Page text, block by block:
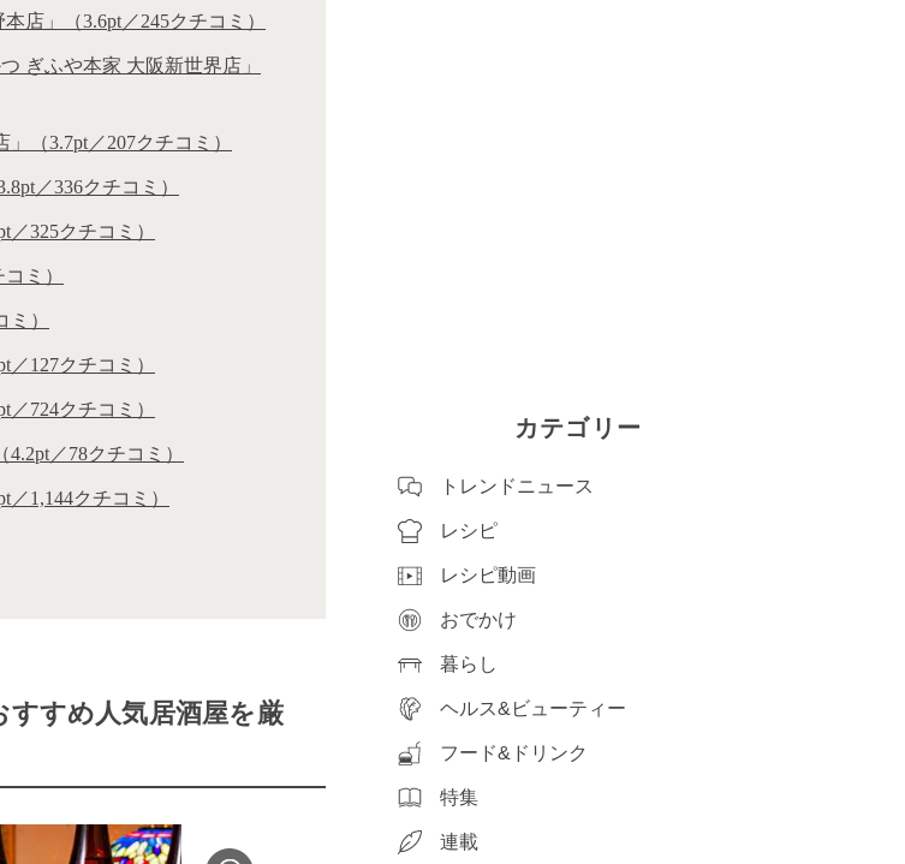
店」（3.6pt／245クチコミ）
ぎふや本家 大阪新世界店」
（3.7pt／207クチコミ）
／336クチコミ）
325クチコミ）
ミ）
）
127クチコミ）
724クチコミ）
／78クチコミ）
1,144クチコミ）
すめ人気居酒屋を厳
カテゴリー
トレンドニュース
レシピ
レシピ動画
おでかけ
暮らし
ヘルス&ビューティー
フード&ドリンク
特集
連載